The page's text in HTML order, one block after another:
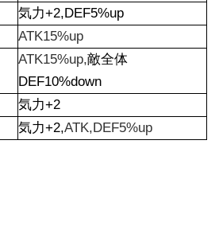
気力+2,DEF5%up
ATK15%up
ATK15%up,敵全体
DEF10%down
気力+2
気力+2,ATK,DEF5%up